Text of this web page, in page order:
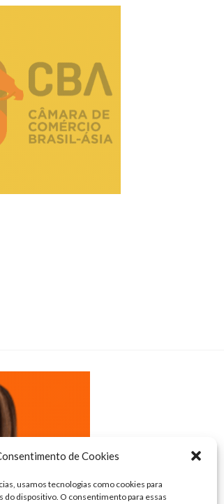
de Cookies
usamos tecnologias como cookies para
dispositivo. O consentimento para essas